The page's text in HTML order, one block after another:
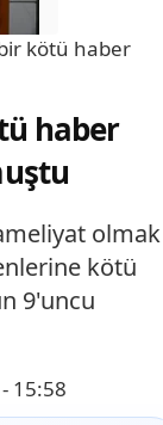
kötü haber
haber
olmak
kötü
9'uncu
15:58